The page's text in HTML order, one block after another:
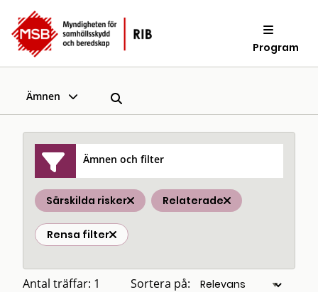
Program
Ämnen
Ämnen och filter
Särskilda risker Relaterade
Rensa filter
Antal träffar: 1 Sortera på: